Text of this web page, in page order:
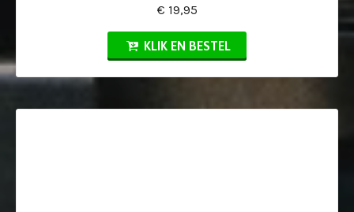
€ 19,95
KLIK EN BESTEL